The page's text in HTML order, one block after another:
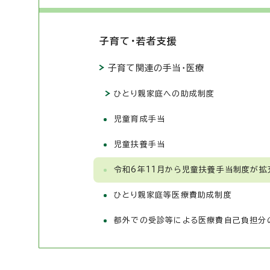
子育て・若者支援
子育て関連の手当・医療
ひとり親家庭への助成制度
児童育成手当
児童扶養手当
令和6年11月から児童扶養手当制度が拡
ひとり親家庭等医療費助成制度
都外での受診等による医療費自己負担分